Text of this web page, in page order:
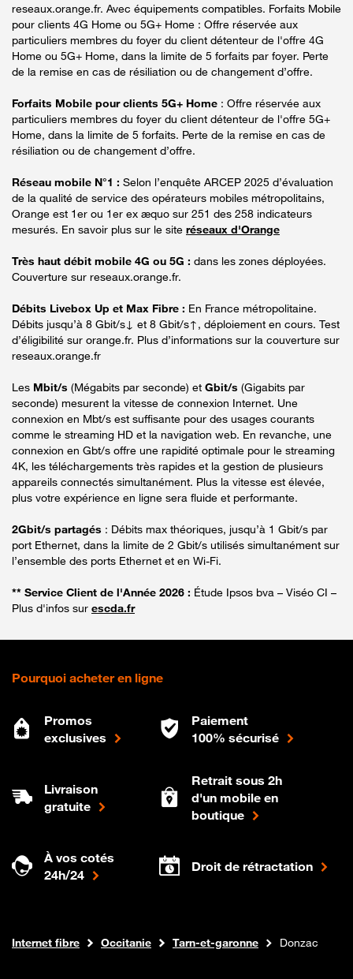
reseaux.orange.fr. Avec équipements compatibles. Forfaits Mobile
pour clients 4G Home ou 5G+ Home : Offre réservée aux
particuliers membres du foyer du client détenteur de l'offre 4G
Home ou 5G+ Home, dans la limite de 5 forfaits par foyer. Perte
de la remise en cas de résiliation ou de changement d’offre.
Forfaits Mobile pour clients 5G+ Home : Offre réservée aux
particuliers membres du foyer du client détenteur de l'offre 5G+
Home, dans la limite de 5 forfaits. Perte de la remise en cas de
résiliation ou de changement d’offre.
Réseau mobile N°1 : Selon l’enquête ARCEP 2025 d’évaluation
de la qualité de service des opérateurs mobiles métropolitains,
Orange est 1er ou 1er ex æquo sur 251 des 258 indicateurs
mesurés. En savoir plus sur le site réseaux d'Orange
Très haut débit mobile 4G ou 5G : dans les zones déployées.
Couverture sur reseaux.orange.fr.
Débits Livebox Up et Max Fibre : En France métropolitaine.
Débits jusqu’à 8 Gbit/s↓ et 8 Gbit/s↑, déploiement en cours. Test
d’éligibilité sur orange.fr. Plus d’informations sur la couverture sur
reseaux.orange.fr
Les Mbit/s (Mégabits par seconde) et Gbit/s (Gigabits par
seconde) mesurent la vitesse de connexion Internet. Une
connexion en Mbt/s est suffisante pour des usages courants
comme le streaming HD et la navigation web. En revanche, une
connexion en Gbt/s offre une rapidité optimale pour le streaming
4K, les téléchargements très rapides et la gestion de plusieurs
appareils connectés simultanément. Plus la vitesse est élevée,
plus votre expérience en ligne sera fluide et performante.
2Gbit/s partagés : Débits max théoriques, jusqu’à 1 Gbit/s par
port Ethernet, dans la limite de 2 Gbit/s utilisés simultanément sur
l’ensemble des ports Ethernet et en Wi-Fi.
** Service Client de l'Année 2026 : Étude Ipsos bva – Viséo CI –
Plus d'infos sur escda.fr
Pourquoi acheter en ligne
Promos
exclusives
Paiement
100% sécurisé
Livraison
gratuite
Retrait sous 2h
d'un mobile en
boutique
À vos cotés
24h/24
Droit de rétractation
Boutique Orange
Internet fibre Occitanie Tarn-et-garonne Donzac